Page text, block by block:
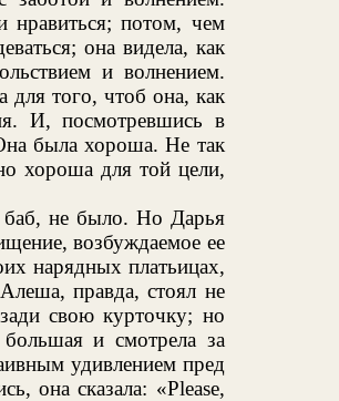
нравиться; потом, чем
она видела, как
и волнением.
для того, чтоб она, как
И, посмотревшись в
была хороша. Не так
хороша для той цели,
не было. Но Дарья
возбуждаемое ее
нарядных платьицах,
правда, стоял не
свою курточку; но
и смотрела за
удивлением пред
она сказала: «Please,